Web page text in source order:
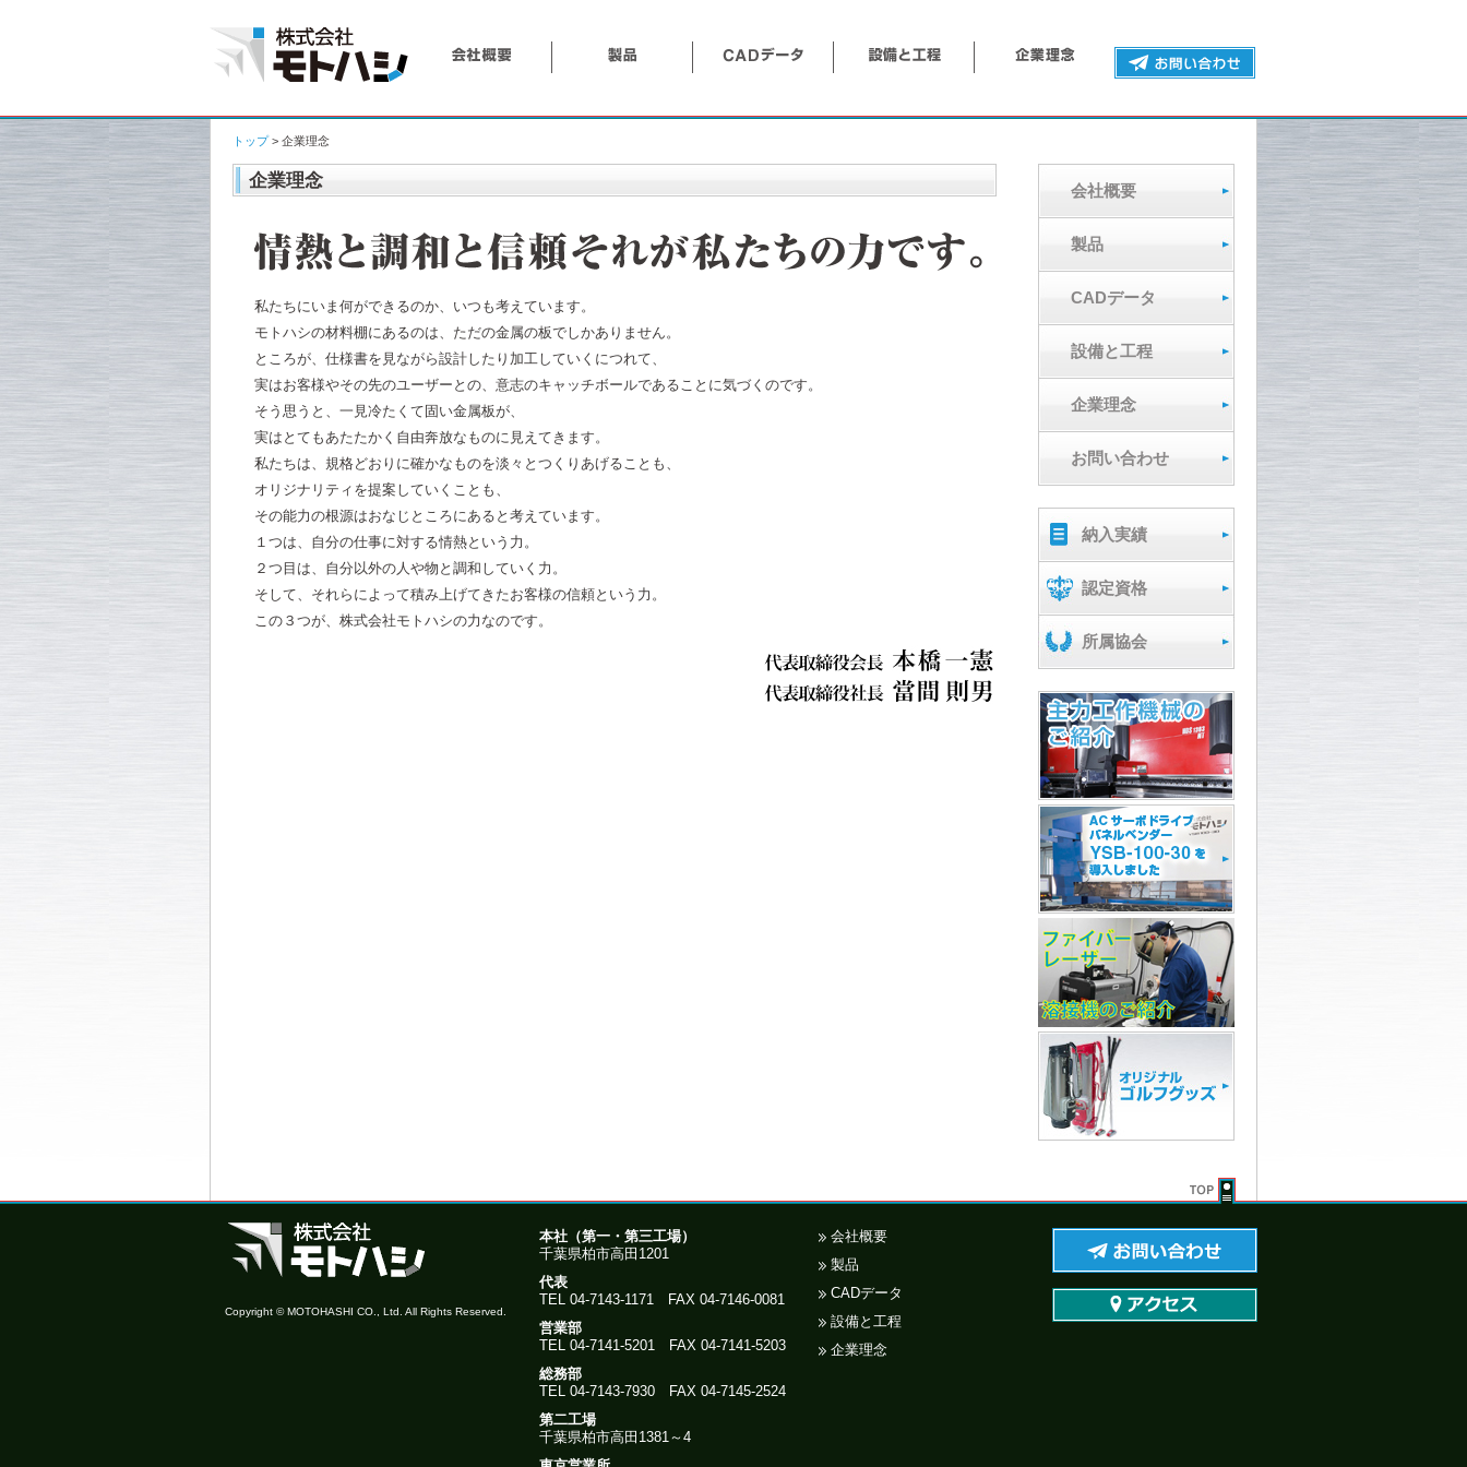
トップ> 企業理念
企業理念
私たちにいま何ができるのか、いつも考えています。
モトハシの材料棚にあるのは、ただの金属の板でしかありません。
ところが、仕様書を見ながら設計したり加工していくにつれて、
実はお客様やその先のユーザーとの、意志のキャッチボールであることに気づくのです。
そう思うと、一見冷たくて固い金属板が、
実はとてもあたたかく自由奔放なものに見えてきます。
私たちは、規格どおりに確かなものを淡々とつくりあげることも、
オリジナリティを提案していくことも、
その能力の根源はおなじところにあると考えています。
１つは、自分の仕事に対する情熱という力。
２つ目は、自分以外の人や物と調和していく力。
そして、それらによって積み上げてきたお客様の信頼という力。
この３つが、株式会社モトハシの力なのです。
会社概要
製品
CADデータ
設備と工程
企業理念
お問い合わせ
納入実績
認定資格
所属協会
Copyright © MOTOHASHI CO., Ltd. All Rights Reserved.
本社（第一・第三工場）
千葉県柏市高田1201
代表
TEL 04-7143-1171 FAX 04-7146-0081
営業部
TEL 04-7141-5201 FAX 04-7141-5203
総務部
TEL 04-7143-7930 FAX 04-7145-2524
第二工場
千葉県柏市高田1381～4
会社概要
製品
CADデータ
設備と工程
企業理念